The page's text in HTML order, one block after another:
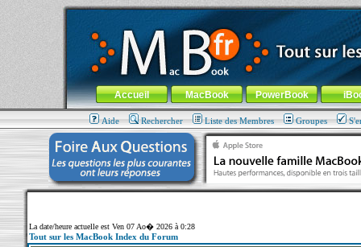
MacBook-fr.com : 100% Apple... 100% nomade !
Aller au contenu-Aller au menu général-Aller au menu de
Menu général
Accueil MacBook PowerBook
Aide Rechercher Liste des Membres Groupes
La date/heure actuelle est Ven 07 Ao� 2026 à 0:28
Tout sur les MacBook Index du Forum